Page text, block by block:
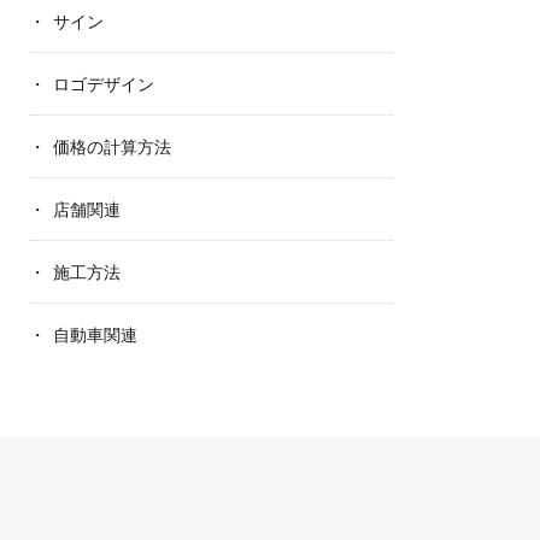
サイン
ロゴデザイン
価格の計算方法
店舗関連
施工方法
自動車関連